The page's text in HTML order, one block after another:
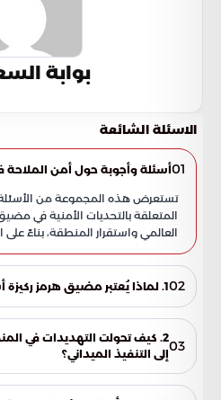
بوابة
الاسئلة الشائعة
01أسئلة وأجوبة حول أمن
تستعرض هذه المجموعة من الأسئلة
المتعلقة بالتحديات الأمنية في
العالمي واستقرار المنطقة، بناءً
021. لماذا يُعتبر مضيق هرمز ركيزة أساسية للتجارة الدولية؟
يُعد مضيق هرمز شريان الحياة
حيث يضمن استمرارية سلاسل
والغاز من الخليج إلى الأسواق
الممر الحيوي يؤدي مباشرة إلى
في أزمات طاقة خانقة.
03 2. كيف تحولت التهديدات في
إلى التنفيذ الميداني؟
انتقلت الاستراتيجيات المتبعة من